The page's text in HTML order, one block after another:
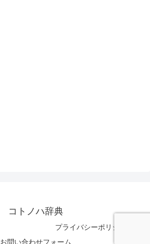
コトノハ辞典
プライバシーポリシー
お問い合わせフォーム